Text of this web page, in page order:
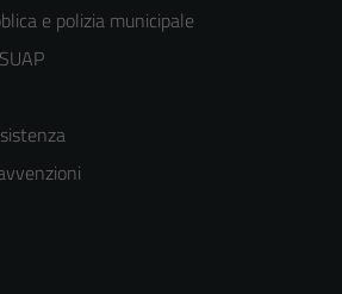
e polizia municipale